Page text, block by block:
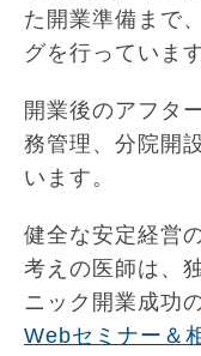
た開業準備まで
グを行っています
開業後のアフタ
務管理、分院開
います。
健全な安定経営
考えの医師は、
ニック開業成功
Webセミナー＆